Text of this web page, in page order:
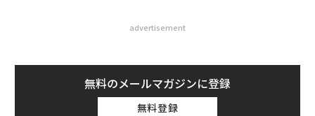
advertisement
無料のメールマガジンに登録
無料登録